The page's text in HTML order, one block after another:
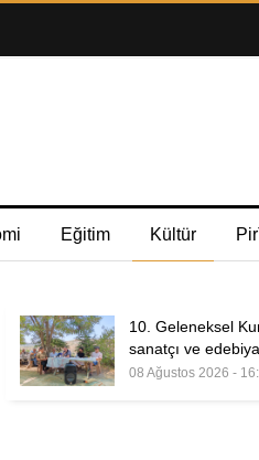
Eğitim Kültür
10. Geleneksel
sanatçı ve
08 Ağustos 2026 -